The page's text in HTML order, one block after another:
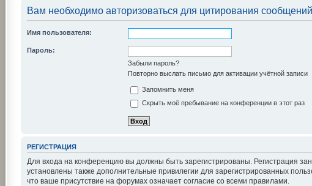
Вам необходимо авторизоваться для цитирования
Имя пользователя:
Пароль:
Забыли пароль?
Повторно выслать письмо для активации учётной записи
Запомнить меня
Скрыть моё пребывание на конференции в этот раз
РЕГИСТРАЦИЯ
Для входа на конференцию вы должны быть зарегистрированы. Регистрация
установлены также дополнительные привилегии для зарегистрированных
что ваше присутствие на форумах означает согласие со всеми правилами.